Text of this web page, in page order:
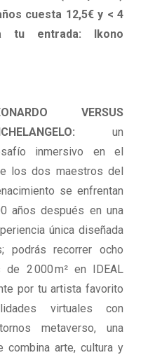
cuesta 12,5€ y < 4
tu entrada: Ikono
VERSUS
un
inmersivo en el
los dos maestros del
se enfrentan
años después en una
única diseñada
podrás recorrer ocho
2 000 m² en IDEAL
por tu artista favorito
virtuales con
metaverso, una
combina arte, cultura y